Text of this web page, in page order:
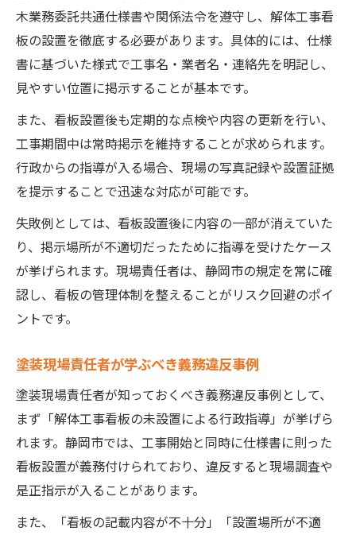
木業務委託共通仕様書や関係法令を遵守し、解体工事看
板の設置を徹底する必要があります。具体的には、仕様
書に基づいた様式で工事名・業者名・連絡先を明記し、
見やすい位置に掲示することが基本です。
また、看板設置後も定期的な点検や内容の更新を行い、
工事期間中は常時掲示を維持することが求められます。
行政からの指導が入る場合、現場の写真記録や設置証拠
を提示することで迅速な対応が可能です。
失敗例としては、看板設置後に内容の一部が消えていた
り、掲示場所が不適切だったために指導を受けたケース
が挙げられます。現場責任者は、静岡市の規定を常に確
認し、看板の管理体制を整えることがリスク回避のポイ
ントです。
塗装現場責任者が学ぶべき義務違反事例
塗装現場責任者が知っておくべき義務違反事例として、
まず「解体工事看板の未設置による行政指導」が挙げら
れます。静岡市では、工事開始と同時に仕様書に則った
看板設置が義務付けられており、違反すると現場調査や
是正指示が入ることがあります。
また、「看板の記載内容が不十分」「設置場所が不適